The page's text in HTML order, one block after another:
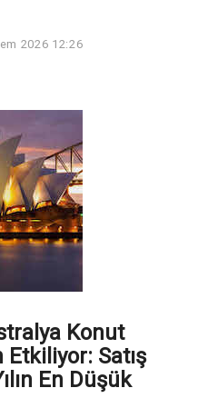
2026 12:26
Konut
Etkiliyor: Satış
En Düşük